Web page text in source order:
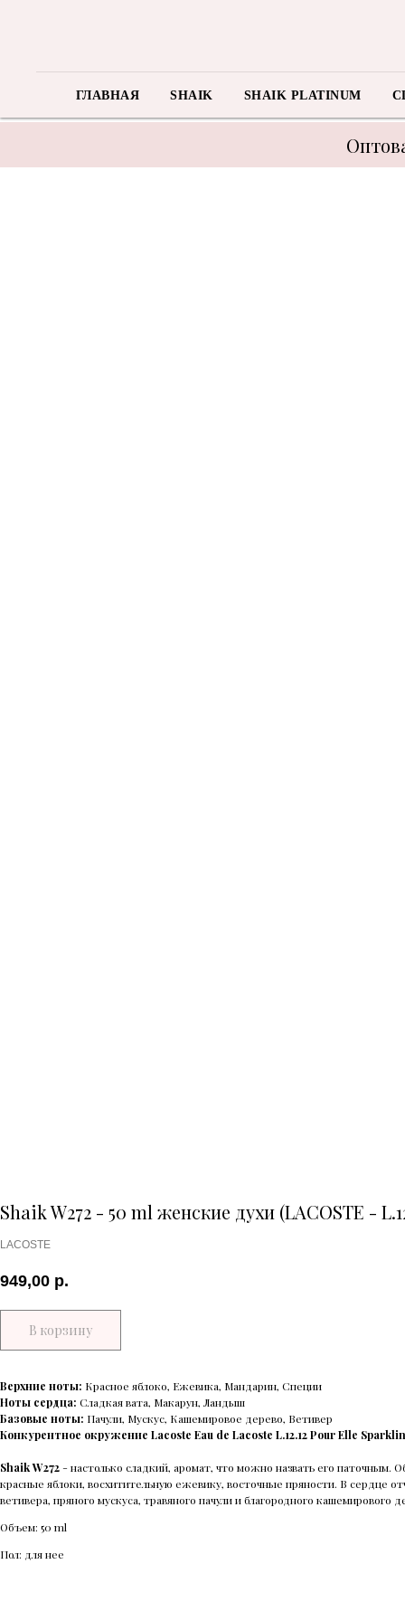
ГЛАВНАЯ SHAIK SHAIK PLATINUM
В
Shaik W272 - 50 ml женские духи (LACOSTE -
LACOSTE
949,00 р.
В корзину
Верхние ноты: Красное яблоко, Ежевика, Мандарин, Специи
Ноты сердца: Сладкая вата, Макарун, Ландыш
Базовые ноты: Пачули, Мускус, Кашемировое дерево, Ветивер
Конкурентное окружение Lacoste Eau de Lacoste L.12.12 Pour Elle
Shaik W272- настолько сладкий, аромат, что можно назвать его паточным.
красные яблоки, восхитительную ежевику, восточные пряности. В сердце
ветивера, пряного мускуса, травяного пачули и благородного кашемирового
Объем: 50 ml
Пол: для нее